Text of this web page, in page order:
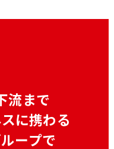
流まで
に携わる
ープで